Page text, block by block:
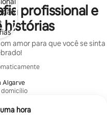
profissional e
histórias
amor para que você se sinta
Algarve
hora